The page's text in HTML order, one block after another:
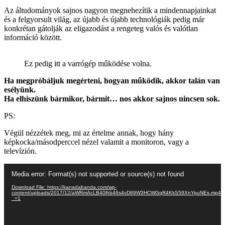
Az áltudományok sajnos nagyon megnehezítik a mindennapjainkat
és a felgyorsult világ, az újabb és újabb technológiák pedig már
konkrétan gátolják az eligazodást a rengeteg valós és valótlan
információ között.
Ez pedig itt a varrógép működése volna.
Ha megpróbáljuk megérteni, hogyan működik, akkor talán van
esélyünk.
Ha elhiszünk bármikor, bármit… nos akkor sajnos nincsen sok.
PS:
Végül nézzétek meg, mi az értelme annak, hogy hány
képkocka/másodperccel nézel valamit a monitoron, vagy a
televízión.
Player
Media error: Format(s) not supported or source(s) not found
Download File: https://kanadabanda.com/wp-
content/uploads/2017/12/aWRmAcLB40lhb46s4vD89W3HCWGqR4KkS59XnYpuNEs.mp4?
_=1